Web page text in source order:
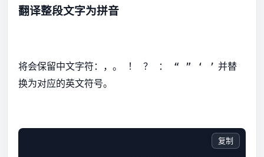
翻译整段文字为拼音
将会保留中文字符： ，。 ！ ？ ： “ ” ‘ ’ 并替
换为对应的英文符号。
复制